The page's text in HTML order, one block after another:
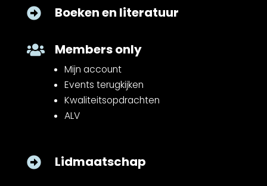
 Boeken en literatuur
 Members only
Mijn account
Events terugkijken
Kwaliteitsopdrachten
ALV
 Lidmaatschap